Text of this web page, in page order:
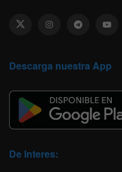
Descarga nuestra App
De Interes: